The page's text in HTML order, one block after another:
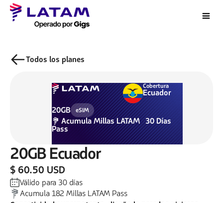
Todos los planes
Cobertura
Ecuador
20GB
eSIM
AcumulaMillas LATAM
Pass
30Días
20GBEcuador
$ 60.50 USD
Válido para 30días
Acumula182 Millas LATAM Pass